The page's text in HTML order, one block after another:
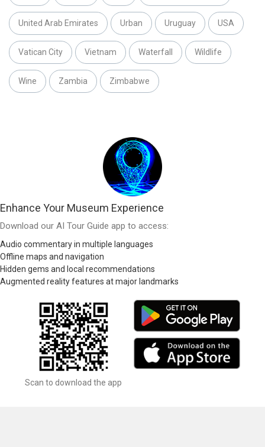
United Arab Emirates Urban Uruguay USA
Vatican City Vietnam Waterfall Wildlife
Wine Zambia Zimbabwe
Enhance Your Museum Experience
Download our AI Tour Guide app to access:
Audio commentary in multiple languages
Offline maps and navigation
Hidden gems and local recommendations
Augmented reality features at major landmarks
Scan to download the app